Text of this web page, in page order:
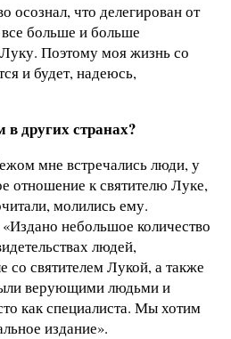
осознал, что делегирован от
больше и больше
Луку. Поэтому моя жизнь со
и будет, надеюсь,
других странах?
мне встречались люди, у
отношение к святителю Луке,
молились ему.
небольшое количество
людей,
со святителем Лукой, а также
верующими людьми и
как специалиста. Мы хотим
издание».